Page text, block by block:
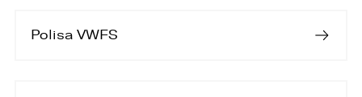
Polisa VWFS